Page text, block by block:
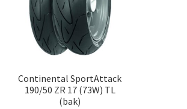
Continental SportAttack
190/50 ZR 17 (73W) TL
(bak)